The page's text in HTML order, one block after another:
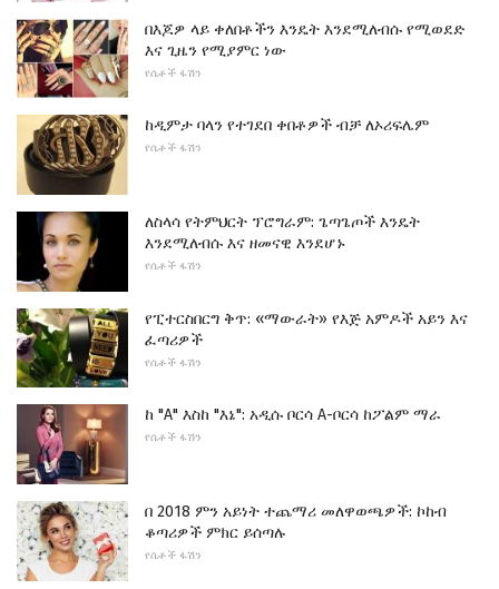
በእጆዎ ላይ ቀለበቶችን እንዴት እንደሚለብሱ የሚወደድ
እና ጊዜን የሚያምር ነው
የሴቶች ፋሽን
ከዲምታ ባላን የተገደበ ቀበቶዎች ብቻ ለኦሪፍሌም
የሴቶች ፋሽን
ለስላሳ የትምህርት ፕሮግራም: ጌጣጌጦች እንዴት
እንደሚለብሱ እና ዘመናዊ እንደሆኑ
የሴቶች ፋሽን
የፒተርስበርግ ቅጥ: «ማውራት» የእጅ አምዶች አይን እና
ፈጣሪዎች
የሴቶች ፋሽን
ከ "A" እስከ "እኔ": አዲሱ ቦርሳ A-ቦርሳ ከፖልም ማራ
የሴቶች ፋሽን
በ 2018 ምን አይነት ተጨማሪ መለዋወጫዎች: ኮከብ
ቆጣሪዎች ምክር ይሰጣሉ
የሴቶች ፋሽን